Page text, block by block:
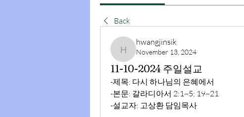
Back
hwangjinsik
hwangjinsik
November 13, 2024
11-10-2024 주일설교
-제목: 다시 하나님의 은혜에서
-본문: 갈라디아서 2:1~5; 19~21
-설교자: 고상환 담임목사